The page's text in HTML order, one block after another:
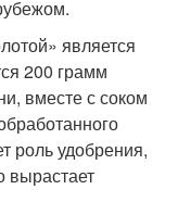
является
200 грамм
вместе с соком
роль удобрения,
вырастает